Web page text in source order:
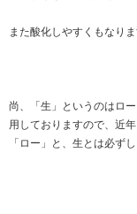
また酸化しやすくもなりま
尚、「生」というのはロ
用しておりますので、近
「ロー」と、生とは必ず